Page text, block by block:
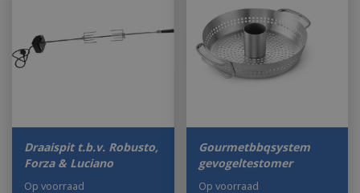
Draaispit t.b.v. Robusto,
Forza & Luciano
Op voorraad
Gourmetbbqsystem
gevogeltestomer
Op voorraad